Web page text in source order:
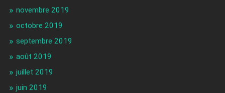
novembre 2019
octobre 2019
septembre 2019
août 2019
juillet 2019
juin 2019